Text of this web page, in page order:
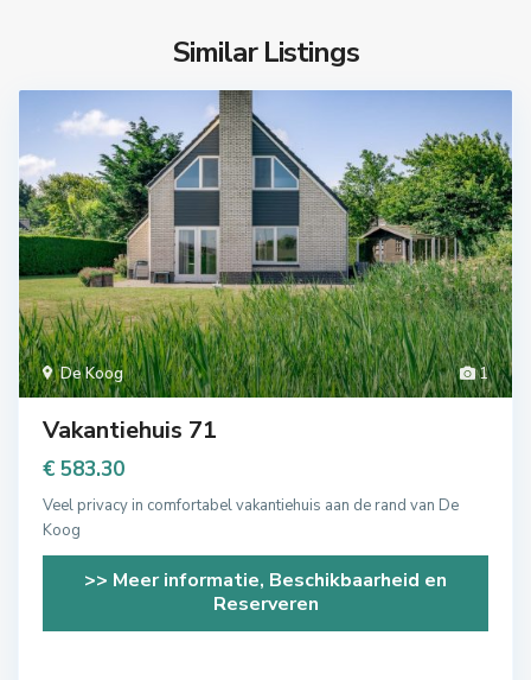
Similar Listings
1
De Koog
Vakantiehuis 71
€ 583.30
Veel privacy in comfortabel vakantiehuis aan de rand van De
Koog
>> Meer informatie, Beschikbaarheid en
Reserveren